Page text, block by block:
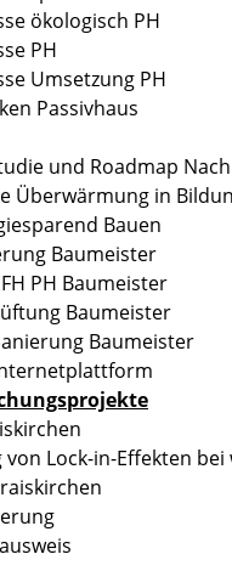
ökologisch PH
PH
Umsetzung PH
Passivhaus
und Roadmap
Überwärmung in
Bauen
Baumeister
PH Baumeister
Baumeister
Baumeister
Lock-in-Effekten